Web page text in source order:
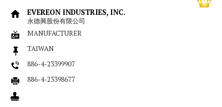
EVEREON INDUSTRIES, INC.
永德興股份有限公司
MANUFACTURER
TAIWAN
886-4-23399907
886-4-23398677